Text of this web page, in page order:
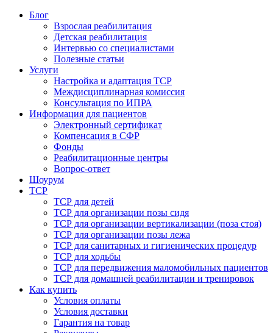
Блог
Взрослая реабилитация
Детская реабилитация
Интервью со специалистами
Полезные статьи
Услуги
Настройка и адаптация ТСР
Междисциплинарная комиссия
Консультация по ИПРА
Информация для пациентов
Электронный сертификат
Компенсация в СФР
Фонды
Реабилитационные центры
Вопрос-ответ
Шоурум
ТСР
ТСР для детей
ТСР для организации позы сидя
ТСР для организации вертикализации (поза стоя)
ТСР для организации позы лежа
ТСР для санитарных и гигиенических процедур
ТСР для ходьбы
ТСР для передвижения маломобильных пациентов
ТСР для домашней реабилитации и тренировок
Как купить
Условия оплаты
Условия доставки
Гарантия на товар